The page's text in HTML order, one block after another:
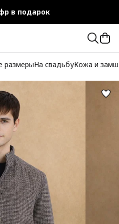
в подарок
заказе от 10 000 руб.
размерыНа свадьбуКожа и